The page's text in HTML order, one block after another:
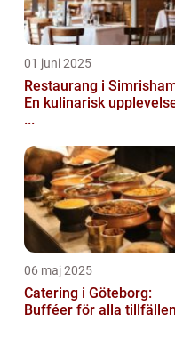
01 juni 2025
Restaurang i
En kulinarisk
...
06 maj 2025
Catering i Göteborg:
Bufféer för alla